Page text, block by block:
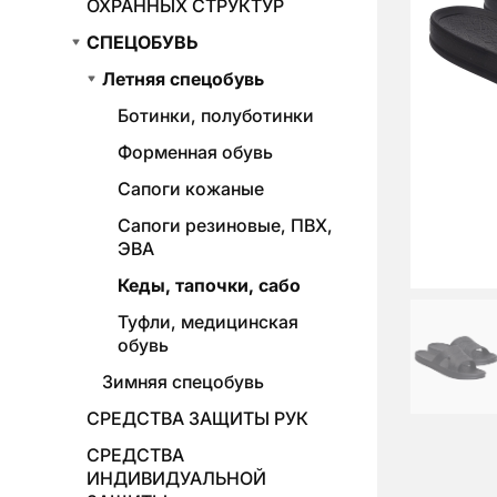
ОХРАННЫХ СТРУКТУР
СПЕЦОБУВЬ
Летняя спецобувь
Ботинки, полуботинки
Форменная обувь
Сапоги кожаные
Сапоги резиновые, ПВХ,
ЭВА
Кеды, тапочки, сабо
Туфли, медицинская
обувь
Зимняя спецобувь
СРЕДСТВА ЗАЩИТЫ РУК
СРЕДСТВА
ИНДИВИДУАЛЬНОЙ